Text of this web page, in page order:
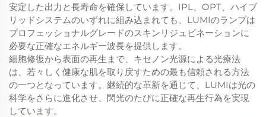
安定した出力と長寿命を確保しています。IPL、OPT、ハイブ
リッドシステムのいずれに組み込まれても、LUMIのランプは
プロフェッショナルグレードのスキンリジュビネーションに
必要な正確なエネルギー波長を提供します。
細胞修復から表面の再生まで、キセノン光源による光療法
は、若々しく健康な肌を取り戻すための最も信頼される方法
の一つとなっています。継続的な革新を通じて、LUMIは光の
科学をさらに進化させ、閃光のたびに正確な再生行為を実現
しています。